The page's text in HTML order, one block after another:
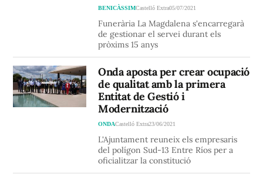
BENICÀSSIMCastelló Extra05/07/2021
Funerària La Magdalena s'encarregarà
de gestionar el servei durant els
pròxims 15 anys
Onda aposta per crear ocupació
de qualitat amb la primera
Entitat de Gestió i
Modernització
ONDACastelló Extra23/06/2021
L'Ajuntament reuneix els empresaris
del polígon Sud-13 Entre Ríos per a
oficialitzar la constitució